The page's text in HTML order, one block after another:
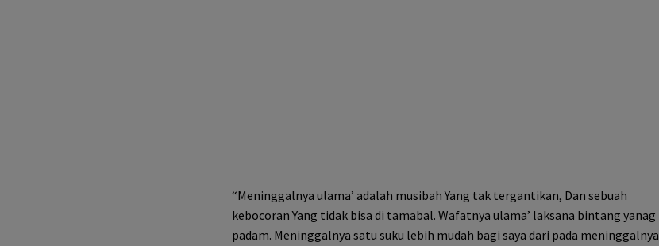
“Meninggalnya ulama’ adalah musibah Yang tak tergantikan, Dan sebuah
kebocoran Yang tidak bisa di tamabal. Wafatnya ulama’ laksana bintang yanag
padam. Meninggalnya satu suku lebih mudah bagi saya dari pada meninggalnya